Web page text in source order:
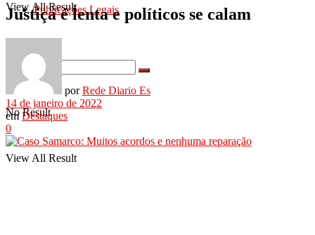
Publicações Legais
No Result
View All Result
View All Result
Justiça é lenta e políticos se calam
por Rede Diario Es
14 de janeiro de 2022
em Destaques
0